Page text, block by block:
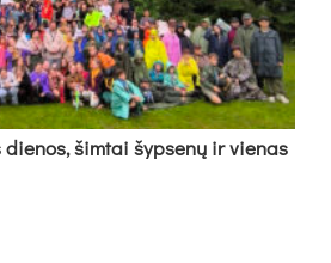
die­nos, šim­tai šyp­se­nų ir vie­nas